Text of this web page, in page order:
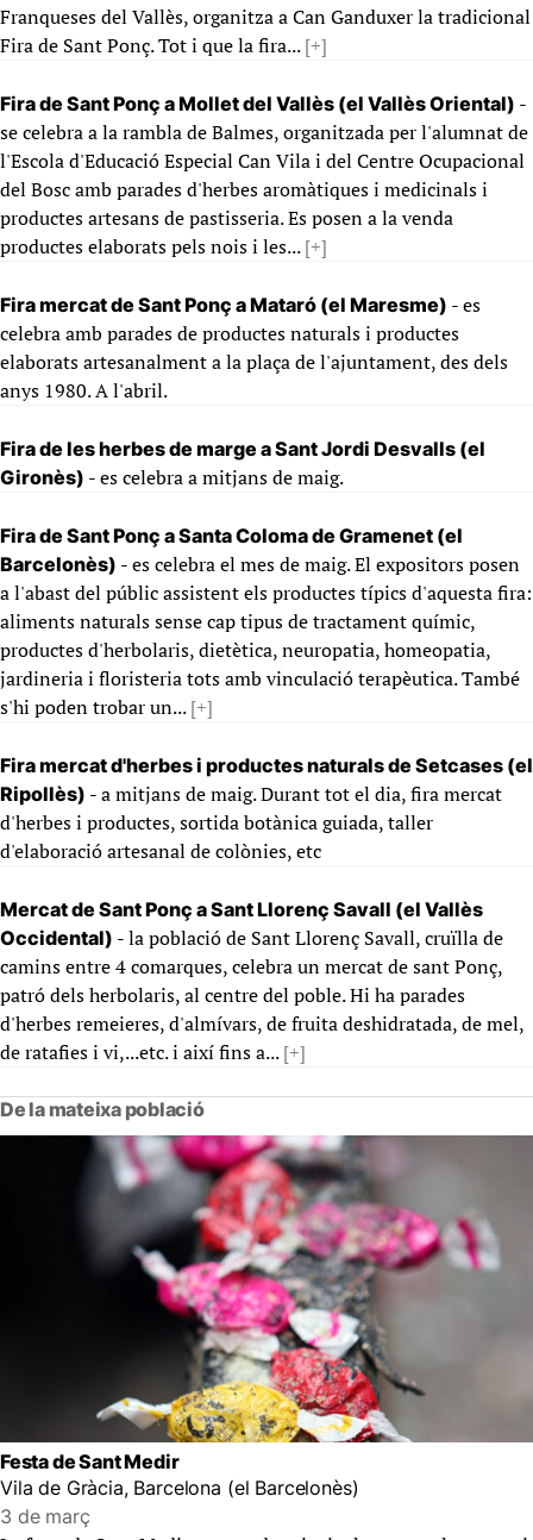
Franqueses del Vallès, organitza a Can Ganduxer la tradicional
Fira de Sant Ponç. Tot i que la fira...[+]
Fira de Sant Ponç a Mollet del Vallès (el Vallès Oriental) -
se celebra a la rambla de Balmes, organitzada per l'alumnat de
l'Escola d'Educació Especial Can Vila i del Centre Ocupacional
del Bosc amb parades d'herbes aromàtiques i medicinals i
productes artesans de pastisseria. Es posen a la venda
productes elaborats pels nois i les...[+]
Fira mercat de Sant Ponç a Mataró (el Maresme) - es
celebra amb parades de productes naturals i productes
elaborats artesanalment a la plaça de l'ajuntament, des dels
anys 1980. A l'abril.
Fira de les herbes de marge a Sant Jordi Desvalls (el
Gironès) - es celebra a mitjans de maig.
Fira de Sant Ponç a Santa Coloma de Gramenet (el
Barcelonès) - es celebra el mes de maig. El expositors posen
a l'abast del públic assistent els productes típics d'aquesta fira:
aliments naturals sense cap tipus de tractament químic,
productes d'herbolaris, dietètica, neuropatia, homeopatia,
jardineria i floristeria tots amb vinculació terapèutica. També
s'hi poden trobar un...[+]
Fira mercat d'herbes i productes naturals de Setcases (el
Ripollès) - a mitjans de maig. Durant tot el dia, fira mercat
d'herbes i productes, sortida botànica guiada, taller
d'elaboració artesanal de colònies, etc
Mercat de Sant Ponç a Sant Llorenç Savall (el Vallès
Occidental) - la població de Sant Llorenç Savall, cruïlla de
camins entre 4 comarques, celebra un mercat de sant Ponç,
patró dels herbolaris, al centre del poble. Hi ha parades
d'herbes remeieres, d'almívars, de fruita deshidratada, de mel,
de ratafies i vi,...etc. i així fins a...[+]
De la mateixa població
Festa de Sant Medir
Vila de Gràcia, Barcelona (el Barcelonès)
3 de març